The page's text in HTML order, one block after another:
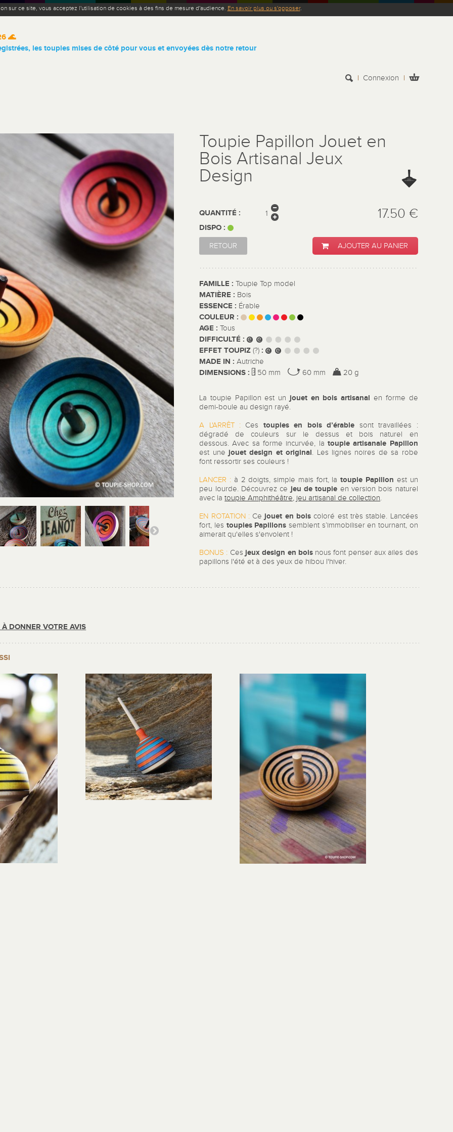
sur ce site, vous acceptez l'utilisation de cookies à des fins de mesure d'audience. En savoir plus ou s'opposer.
🌊
les toupies mises de côté pour vous et envoyées dès notre retour
Connexion
Toupie Papillon Jouet en
Bois Artisanal Jeux
Design
QUANTITÉ :
DISPO :
17.50 €
RETOUR AJOUTER AU PANIER
FAMILLE :Toupie Top model
MATIÈRE : Bois
ESSENCE : Érable
COULEUR :
AGE :Tous
DIFFICULTÉ :
EFFET TOUPIZ(?) :
MADE IN :Autriche
DIMENSIONS : 50 mm 60 mm 20 g
La toupie Papillon est un jouet en bois artisanal en forme de
demi-boule au design rayé.
A L'ARRÊT : Ces toupies en bois d’érable sont travaillées :
dégradé de couleurs sur le dessus et bois naturel en
dessous. Avec sa forme incurvée, la toupie artisanale Papillon
est une jouet design et original. Les lignes noires de sa robe
font ressortir ses couleurs !
LANCER :à 2 doigts, simple mais fort, la toupie Papillon est un
peu lourde. Découvrez ce jeu de toupie en version bois naturel
avec latoupie Amphithéâtre, jeu artisanal de collection.
EN ROTATION :Ce jouet en bois coloré est très stable. Lancées
fort, les toupies Papillons semblent s’immobiliser en tournant, on
aimerait qu'elles s'envolent !
BONUS : Ces jeux design en boisnous font penser aux ailes des
papillons l'été et à des yeux de hibou l'hiver.
DONNER VOTRE AVIS